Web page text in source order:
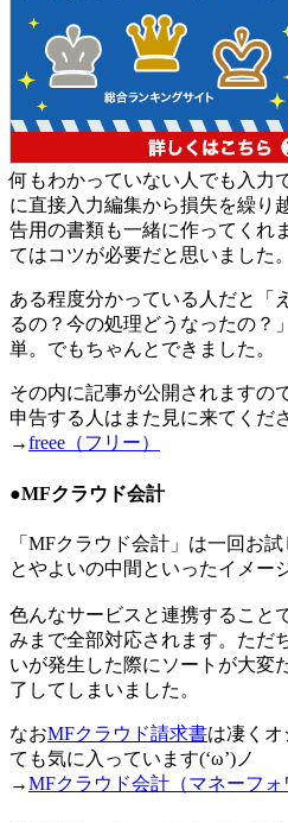
何もわかっていない人でも入力
に直接入力編集から損失を繰り
告用の書類も一緒に作ってくれ
てはコツが必要だと思いました。
ある程度分かっている人だと「
るの？今の処理どうなったの？
単。でもちゃんとできました。
その内に記事が公開されますの
申告する人はまた見に来てくだ
→freee（フリー）
●MFクラウド会計
「MFクラウド会計」は一回お
とやよいの中間といったイメージ
色んなサービスと連携すること
みまで全部対応されます。ただ
いが発生した際にソートが大変
了してしまいました。
なおMFクラウド請求書は凄くオ
ても気に入っています(‘ω’)ノ
→MFクラウド会計（マネーフォ